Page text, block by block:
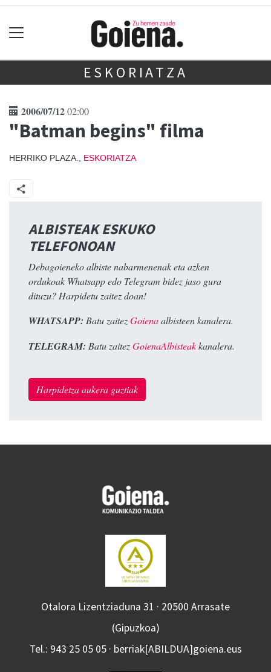
ESKORIATZA
2006/07/1202:00
"Batman begins" filma
HERRIKO PLAZA., ESKORIATZA
ALBISTEAK ESKUKO
TELEFONOAN
Debagoieneko albiste nabarmenenak eta azken
ordukoak Whatsapp edo Telegram bidez jaso gura
dituzu? Harpidetu zaitez doan!
WHATSAPP: Batu zaitezGoienaalbisteen kanalera.
TELEGRAM: Batu zaitezGoienaAlbisteakkanalera.
Harpidetza aukera guztiak
Otalora Lizentziaduna 31 · 20500 Arrasate
(Gipuzkoa)
Tel.: 943 25 05 05 · berriak[ABILDUA]goiena.eus